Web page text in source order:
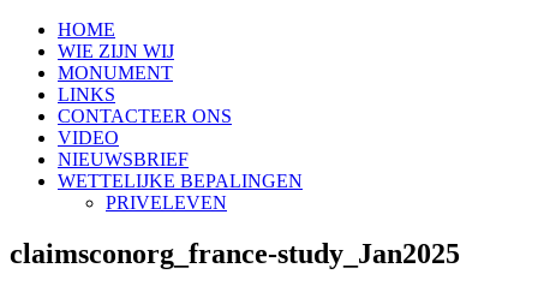
HOME
WIE ZIJN WIJ
MONUMENT
LINKS
CONTACTEER ONS
VIDEO
NIEUWSBRIEF
WETTELIJKE BEPALINGEN
PRIVELEVEN
claimsconorg_france-study_Jan2025